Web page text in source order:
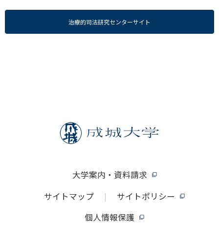
治療的司法研究センターサイト
大学案内・資料請求
サイトマップ
サイトポリシー
個人情報保護